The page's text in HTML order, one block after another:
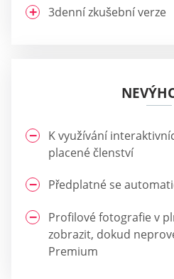
3denní zkušební verze
K využívání
placené členství
Předplatné se
Profilové fotografie v
zobrazit, dokud
Premium